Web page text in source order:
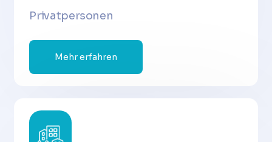
Privatpersonen
Mehr erfahren